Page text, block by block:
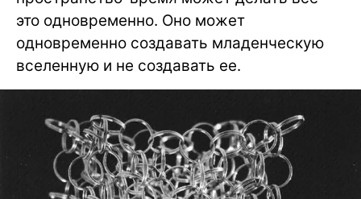
это одновременно. Оно может
одновременно создавать младенческую
вселенную и не создавать ее.